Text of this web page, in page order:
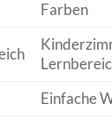
Farben
Einfache